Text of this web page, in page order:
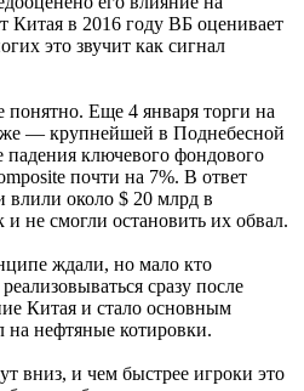
Китая в 2016 году ВБ оценивает
это звучит как сигнал
понятно. Еще 4 января торги на
— крупнейшей в Поднебесной
ключевого фондового
почти на 7%. В ответ
влили около $ 20 млрд в
не смогли остановить их обвал.
ждали, но мало кто
сразу после
Китая и стало основным
на нефтяные котировки.
вниз, и чем быстрее игроки это